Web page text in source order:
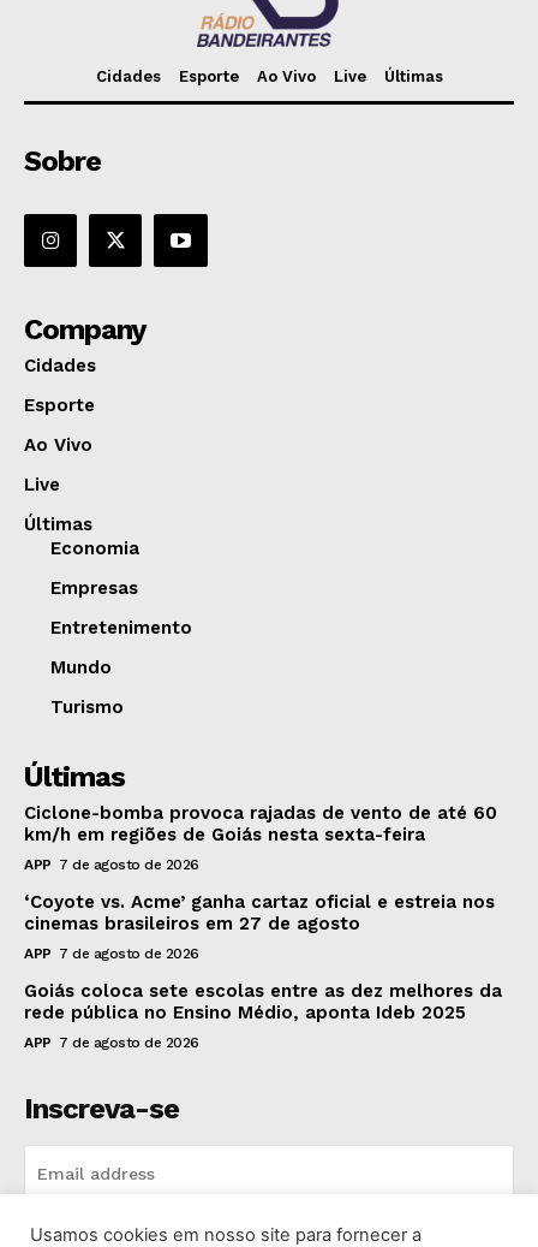
Cidades Esporte Ao Vivo Live Últimas
Sobre
Company
Cidades
Esporte
Ao Vivo
Live
Últimas
Economia
Empresas
Entretenimento
Mundo
Turismo
Últimas
Ciclone-bomba provoca rajadas de vento de até 60
km/h em regiões de Goiás nesta sexta-feira
APP 7 de agosto de 2026
‘Coyote vs. Acme’ ganha cartaz oficial e estreia nos
cinemas brasileiros em 27 de agosto
APP 7 de agosto de 2026
Goiás coloca sete escolas entre as dez melhores da
rede pública no Ensino Médio, aponta Ideb 2025
APP 7 de agosto de 2026
Inscreva-se
Usamos cookies em nosso site para fornecer a